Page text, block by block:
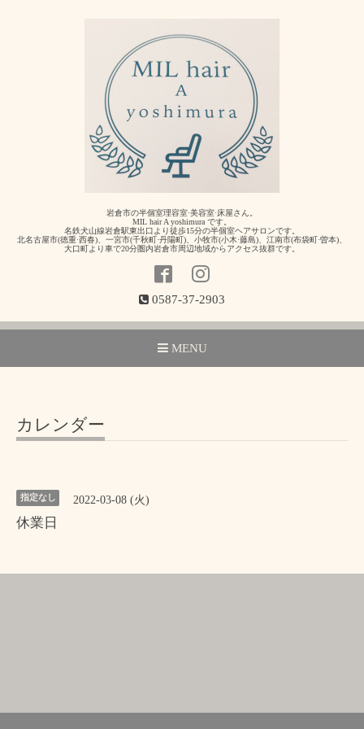
岩倉市の半個室理容室·美容室·床屋さん。
MIL hair A yoshimura です。
名鉄犬山線岩倉駅東出口より徒歩15分の半個室ヘアサロンです。
北名古屋市(徳重·西春)、一宮市(千秋町·丹陽町)、小牧市(小木·藤島)、江南市(布袋町·曽本)、
大口町より車で20分圏内岩倉市周辺地域からアクセス抜群です。
0587-37-2903
MENU
カレンダー
指定なし 2022-03-08 (火)
休業日